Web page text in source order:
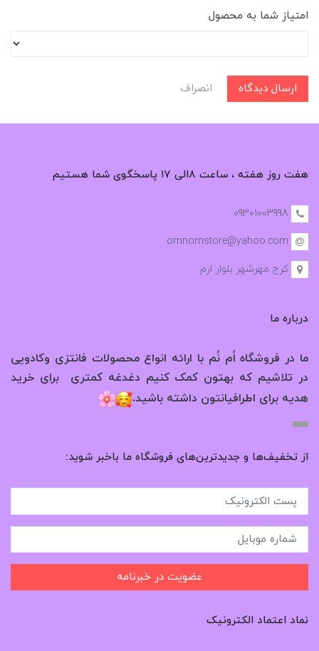
امتیاز شما به محصول
ارسال دیدگاه انصراف
هفت روز هفته ، ساعت ۸الی ۱۷ پاسخگوی شما هستیم
09301003998
omnomstore@yahoo.com
کرج مهرشهر بلوار ارم
درباره ما
ما در فروشگاه اُم نُم با ارائه انواع محصولات فانتزی وکادویی
در تلاشیم که بهتون کمک کنیم دغدغه کمتری برای خرید
هدیه برای اطرافیانتون داشته باشید.
از تخفیف‌ها و جدیدترین‌های فروشگاه ما باخبر شوید:
عضویت در خبرنامه
نماد اعتماد الکترونیک